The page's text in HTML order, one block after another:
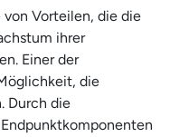
von Vorteilen, die die
ihrer
Einer der
die
Durch die